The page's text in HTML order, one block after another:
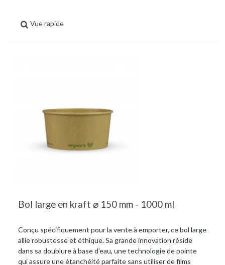
Vue rapide
Bol large en kraft ⌀ 150 mm - 1000 ml
Conçu spécifiquement pour la vente à emporter, ce bol large
allie robustesse et éthique. Sa grande innovation réside
dans sa doublure à base d'eau, une technologie de pointe
qui assure une étanchéité parfaite sans utiliser de films